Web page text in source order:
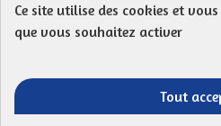
Protection des Données
Télécharger les
Ce site utilise des cookies et
que vous souhaitez activer
Tout